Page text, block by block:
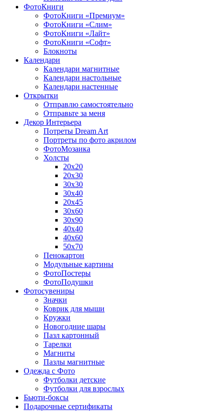
ФотоКниги
ФотоКниги «Премиум»
ФотоКниги «Слим»
ФотоКниги «Лайт»
ФотоКниги «Софт»
Блокноты
Календари
Календари магнитные
Календари настольные
Календари настенные
Открытки
Отправлю самостоятельно
Отправьте за меня
Декор Интерьера
Потреты Dream Art
Портреты по фото акрилом
ФотоМозаика
Холсты
20х20
20х30
30х30
30х40
20х45
30х60
30х90
40х40
40х60
50х70
Пенокартон
Модульные картины
ФотоПостеры
ФотоПодушки
Фотоcувениры
Значки
Коврик для мыши
Кружки
Новогодние шары
Пазл картонный
Тарелки
Магниты
Пазлы магнитные
Одежда с Фото
Футболки детские
Футболки для взрослых
Бьюти-боксы
Подарочные сертификаты